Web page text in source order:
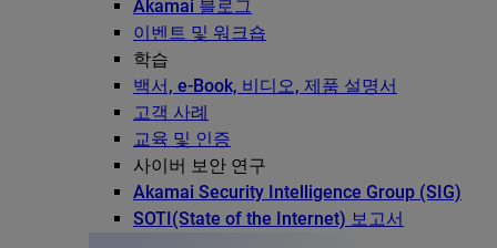
Akamai 블로그
이벤트 및 워크숍
학습
백서, e-Book, 비디오, 제품 설명서
고객 사례
교육 및 인증
사이버 보안 연구
Akamai Security Intelligence Group (SIG)
SOTI(State of the Internet) 보고서